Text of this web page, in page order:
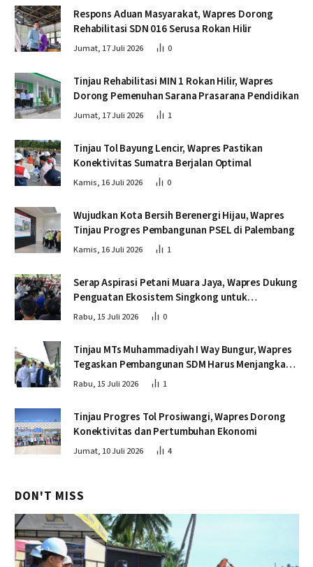
Respons Aduan Masyarakat, Wapres Dorong
Rehabilitasi SDN 016 Serusa Rokan Hilir
Jumat, 17 Juli 2026 0
Tinjau Rehabilitasi MIN 1 Rokan Hilir, Wapres
Dorong Pemenuhan Sarana Prasarana Pendidikan
Jumat, 17 Juli 2026 1
Tinjau Tol Bayung Lencir, Wapres Pastikan
Konektivitas Sumatra Berjalan Optimal
Kamis, 16 Juli 2026 0
Wujudkan Kota Bersih Berenergi Hijau, Wapres
Tinjau Progres Pembangunan PSEL di Palembang
Kamis, 16 Juli 2026 1
Serap Aspirasi Petani Muara Jaya, Wapres Dukung
Penguatan Ekosistem Singkong untuk
Swasembada Pangan
Rabu, 15 Juli 2026 0
Tinjau MTs Muhammadiyah I Way Bungur, Wapres
Tegaskan Pembangunan SDM Harus Menjangkau
Seluruh Sekolah
Rabu, 15 Juli 2026 1
Tinjau Progres Tol Prosiwangi, Wapres Dorong
Konektivitas dan Pertumbuhan Ekonomi
Jumat, 10 Juli 2026 4
DON'T MISS